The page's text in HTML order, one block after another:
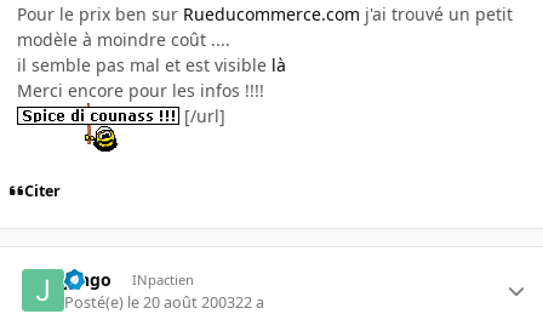
Pour le prix ben sur Rueducommerce.com j'ai trouvé un petit
modèle à moindre coût ....
il semble pas mal et est visible là
Merci encore pour les infos !!!!
[/url]
Citer
jango INpactien
Posté(e) le 20 août 200322 a